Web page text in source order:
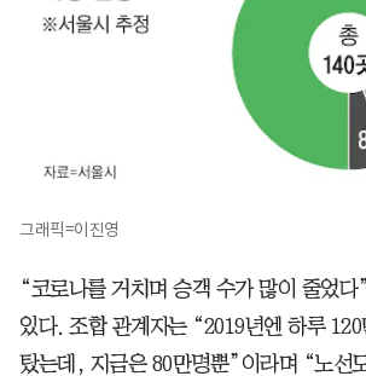
그래픽=이진영
“코로나를 거치며 승객 수가 많이 줄었
있다. 조합 관계자는 “2019년엔 하루
탔는데, 지금은 80만명뿐”이라며 “노선